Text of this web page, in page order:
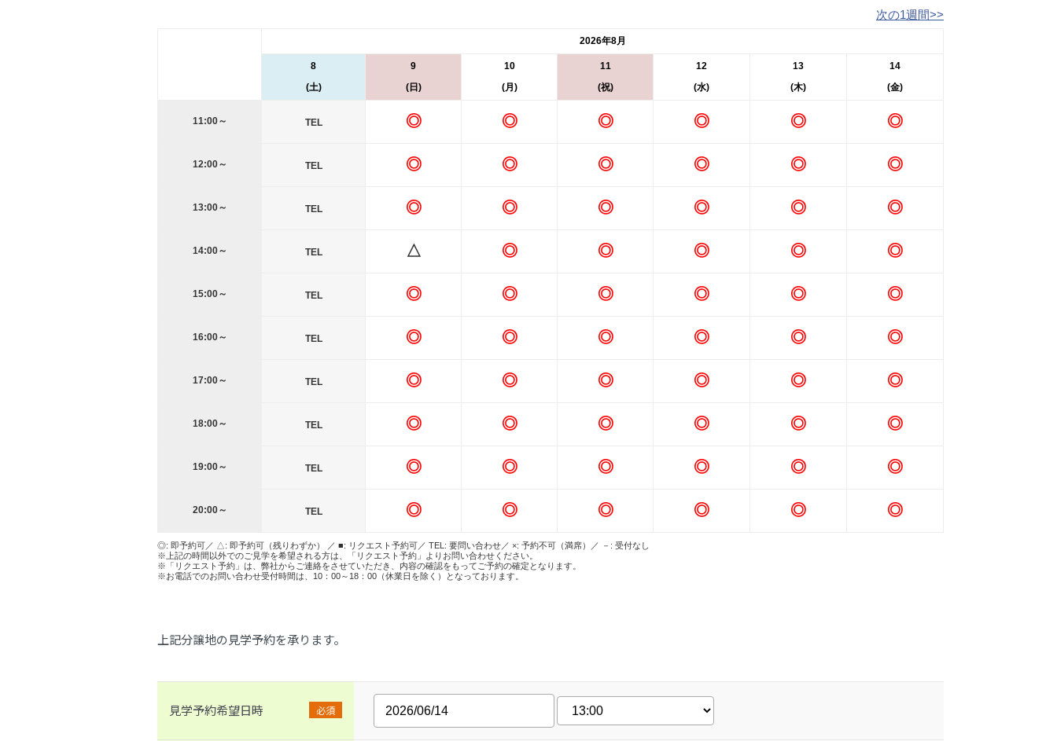
次の1週間>>
2026年8月
8
(土)
9
(日)
10
(月)
11
(祝)
12
(水)
13
(木)
14
(金)
11:00～ TEL ◎ ◎ ◎ ◎ ◎ ◎
12:00～ TEL ◎ ◎ ◎ ◎ ◎ ◎
13:00～ TEL ◎ ◎ ◎ ◎ ◎ ◎
14:00～ TEL △ ◎ ◎ ◎ ◎ ◎
15:00～ TEL ◎ ◎ ◎ ◎ ◎ ◎
16:00～ TEL ◎ ◎ ◎ ◎ ◎ ◎
17:00～ TEL ◎ ◎ ◎ ◎ ◎ ◎
18:00～ TEL ◎ ◎ ◎ ◎ ◎ ◎
19:00～ TEL ◎ ◎ ◎ ◎ ◎ ◎
20:00～ TEL ◎ ◎ ◎ ◎ ◎ ◎
◎: 即予約可／ △: 即予約可（残りわずか） ／ ■: リクエスト予約可／ TEL: 要問い合わせ／ ×: 予約不可（満席）／ －: 受付なし
※上記の時間以外でのご見学を希望される方は、「リクエスト予約」よりお問い合わせください。
※「リクエスト予約」は、弊社からご連絡をさせていただき、内容の確認をもってご予約の確定となります。
※お電話でのお問い合わせ受付時間は、10：00～18：00（休業日を除く）となっております。
上記分譲地の見学予約を承ります。
見学予約希望日時 必須